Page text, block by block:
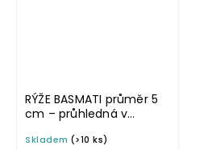
RÝŽE BASMATI průměr 5
cm – průhledná v
omyvatelná samolepka
Skladem (>10 ks)